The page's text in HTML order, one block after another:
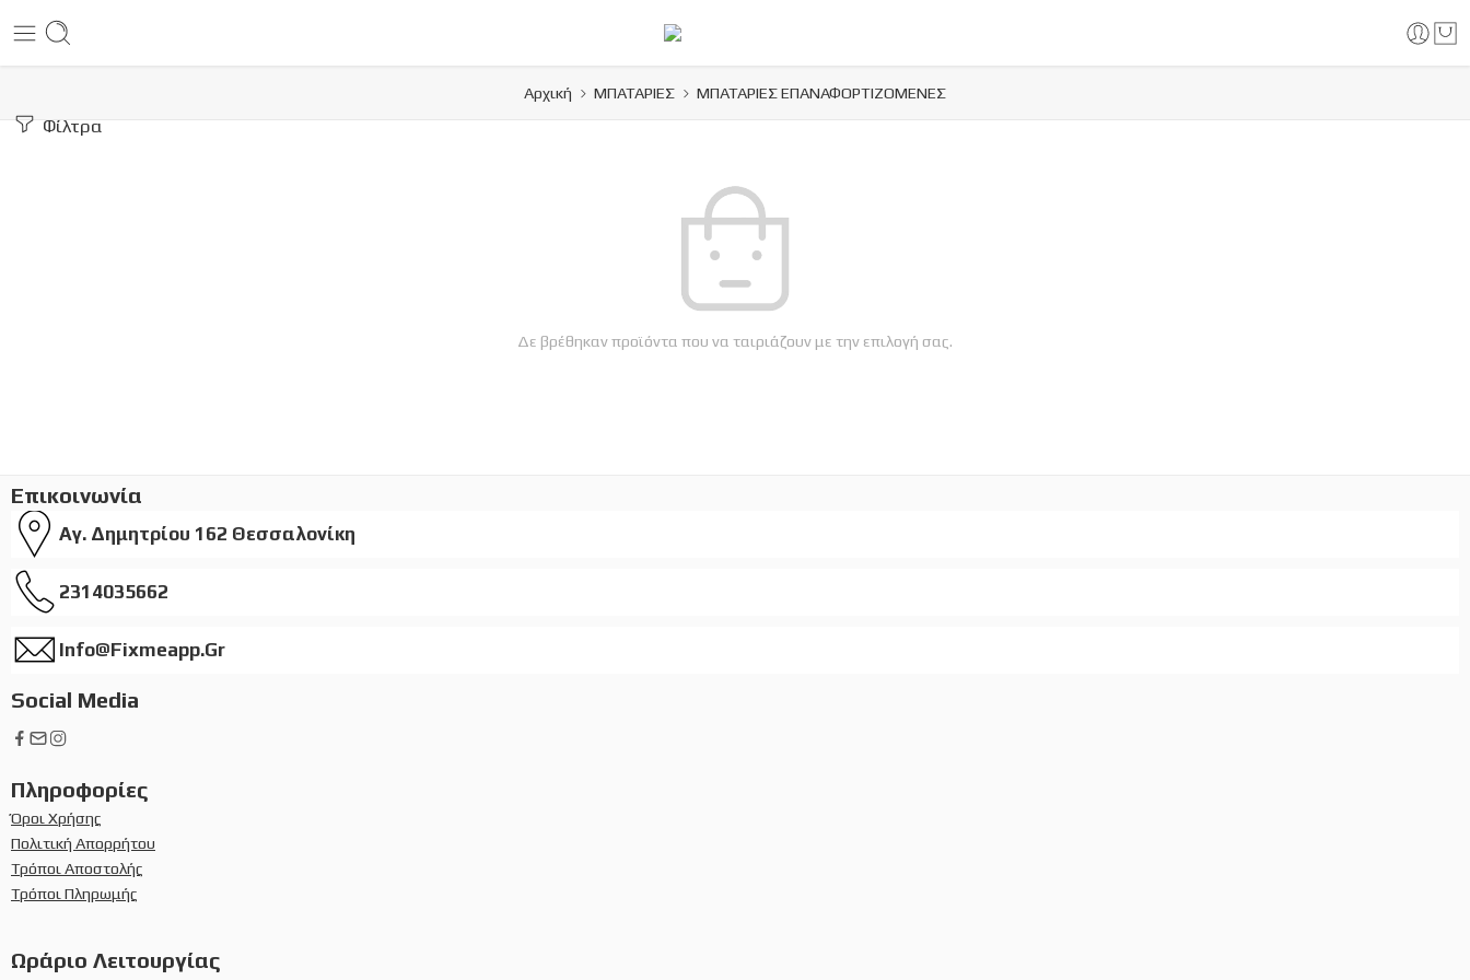
Αρχική ΜΠΑΤΑΡΙΕΣ ΜΠΑΤΑΡΙΕΣ ΕΠΑΝΑΦΟΡΤΙΖΟΜΕΝΕΣ
Φίλτρα
Δε βρέθηκαν προϊόντα που να ταιριάζουν με την επιλογή σας.
Επικοινωνία
Αγ. Δημητρίου 162 Θεσσαλονίκη
2314035662
Info@fixmeapp.gr
Social Media
Πληροφορίες
Όροι Χρήσης
Πολιτική Απορρήτου
Τρόποι Αποστολής
Τρόποι Πληρωμής
Ωράριο Λειτουργίας